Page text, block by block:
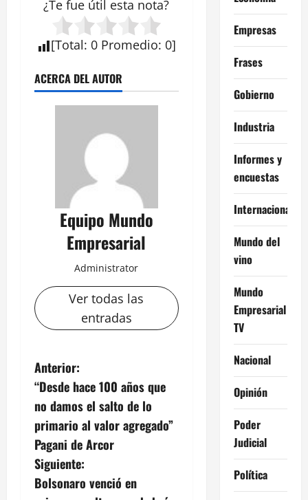
¿Te fue útil esta nota?
[Total: 0 Promedio: 0]
ACERCA DEL AUTOR
Equipo Mundo
Empresarial
Administrator
Ver todas las
entradas
N
a
v
e
g
Anterior:
“Desde hace 100 años que
no damos el salto de lo
primario al valor agregado”
Pagani de Arcor
Siguiente:
Bolsonaro venció en
Empresas
Frases
Gobierno
Industria
Informes y
encuestas
Internacional
Mundo del
vino
Mundo
Empresarial
TV
Nacional
Opinión
Poder
Judicial
Política